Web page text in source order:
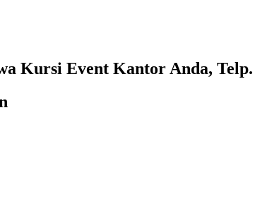
Kursi Event Kantor Anda, Telp.